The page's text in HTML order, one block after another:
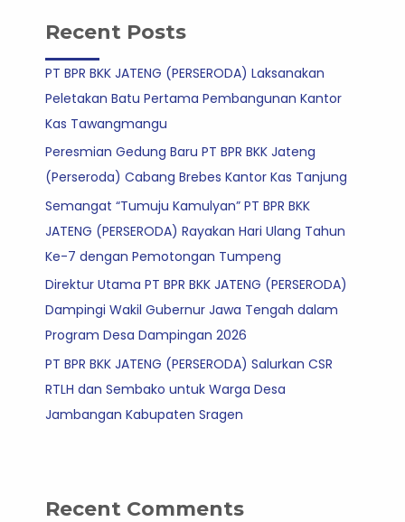
Recent Posts
PT BPR BKK JATENG (PERSERODA) Laksanakan
Peletakan Batu Pertama Pembangunan Kantor
Kas Tawangmangu
Peresmian Gedung Baru PT BPR BKK Jateng
(Perseroda) Cabang Brebes Kantor Kas Tanjung
Semangat “Tumuju Kamulyan” PT BPR BKK
JATENG (PERSERODA) Rayakan Hari Ulang Tahun
Ke-7 dengan Pemotongan Tumpeng
Direktur Utama PT BPR BKK JATENG (PERSERODA)
Dampingi Wakil Gubernur Jawa Tengah dalam
Program Desa Dampingan 2026
PT BPR BKK JATENG (PERSERODA) Salurkan CSR
RTLH dan Sembako untuk Warga Desa
Jambangan Kabupaten Sragen
Recent Comments